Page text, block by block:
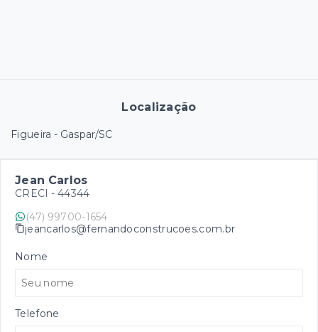
Localização
Figueira - Gaspar/SC
Jean Carlos
CRECI - 44344
(47) 99700-1654
jeancarlos@fernandoconstrucoes.com.br
Nome
Telefone